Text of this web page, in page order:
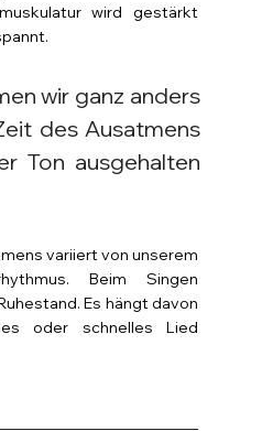
wird gestärkt
wir ganz anders
des Ausatmens
Ton ausgehalten
variiert von unserem
Beim Singen
Es hängt davon
oder schnelles Lied